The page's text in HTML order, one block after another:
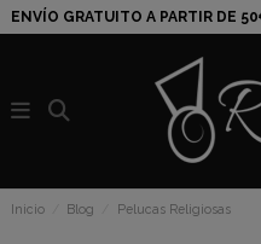
ENVÍO GRATUITO A PARTIR DE
Inicio Blog Pelucas Religiosas